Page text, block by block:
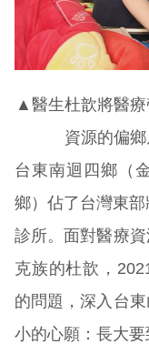
▲醫生杜歆將醫療
資源的偏鄉
台東南迴四鄉（
鄉）佔了台灣東
診所。面對醫療
克族的杜歆，
的問題，深入台
小的心願：長大要